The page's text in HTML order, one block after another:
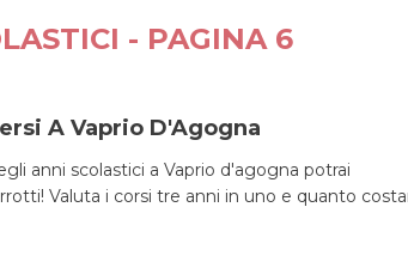
- PAGINA 6
A Vaprio D'Agogna
anni scolastici a Vaprio d'agogna potrai
Valuta i corsi tre anni in uno e quanto